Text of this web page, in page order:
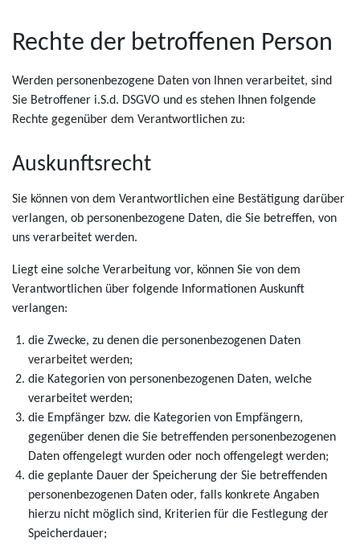
Rechte der betroffenen Person
Werden personenbezogene Daten von Ihnen verarbeitet, sind
Sie Betroffener i.S.d. DSGVO und es stehen Ihnen folgende
Rechte gegenüber dem Verantwortlichen zu:
Auskunftsrecht
Sie können von dem Verantwortlichen eine Bestätigung darüber
verlangen, ob personenbezogene Daten, die Sie betreffen, von
uns verarbeitet werden.
Liegt eine solche Verarbeitung vor, können Sie von dem
Verantwortlichen über folgende Informationen Auskunft
verlangen:
die Zwecke, zu denen die personenbezogenen Daten
verarbeitet werden;
die Kategorien von personenbezogenen Daten, welche
verarbeitet werden;
die Empfänger bzw. die Kategorien von Empfängern,
gegenüber denen die Sie betreffenden personenbezogenen
Daten offengelegt wurden oder noch offengelegt werden;
die geplante Dauer der Speicherung der Sie betreffenden
personenbezogenen Daten oder, falls konkrete Angaben
hierzu nicht möglich sind, Kriterien für die Festlegung der
Speicherdauer;